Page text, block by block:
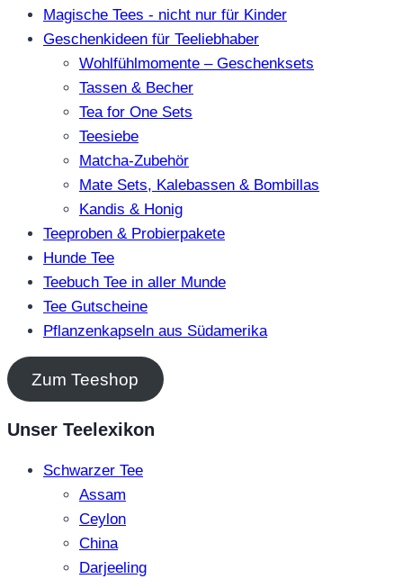
Magische Tees - nicht nur für Kinder
Geschenkideen für Teeliebhaber
Wohlfühlmomente – Geschenksets
Tassen & Becher
Tea for One Sets
Teesiebe
Matcha-Zubehör
Mate Sets, Kalebassen & Bombillas
Kandis & Honig
Teeproben & Probierpakete
Hunde Tee
Teebuch Tee in aller Munde
Tee Gutscheine
Pflanzenkapseln aus Südamerika
Zum Teeshop
Unser Teelexikon
Schwarzer Tee
Assam
Ceylon
China
Darjeeling